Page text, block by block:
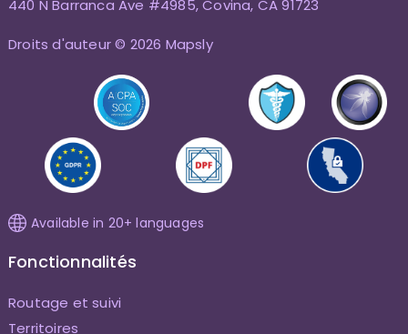
440 N Barranca Ave #4985, Covina, CA 91723
Droits d'auteur © 2026 Mapsly
Available in 20+ languages
Fonctionnalités
Routage et suivi
Territoires